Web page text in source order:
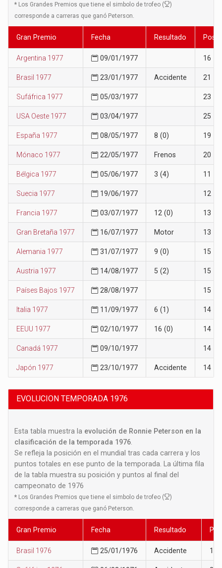
* Los Grandes Premios que tiene el simbolo de trofeo (
)
corresponde a carreras que ganó Peterson.
Gran Premio Fecha Resultado
Argentina 1977 09/01/1977 16
Brasil 1977 23/01/1977 Accidente 21
Sufáfrica 1977 05/03/1977 23
USA Oeste 1977 03/04/1977 25
España 1977 08/05/1977 8 (0) 19
Mónaco 1977 22/05/1977 Frenos 20
Bélgica 1977 05/06/1977 3 (4) 11
Suecia 1977 19/06/1977 12
Francia 1977 03/07/1977 12 (0) 13
Gran Bretaña 1977 16/07/1977 Motor 13
Alemania 1977 31/07/1977 9 (0) 15
Austria 1977 14/08/1977 5 (2) 15
Países Bajos 1977 28/08/1977 15
Italia 1977 11/09/1977 6 (1) 14
EEUU 1977 02/10/1977 16 (0) 14
Canadá 1977 09/10/1977 14
Japón 1977 23/10/1977 Accidente 14
EVOLUCION TEMPORADA 1976
Esta tabla muestra la evolución de Ronnie Peterson en la
clasificación de la temporada 1976
Se refleja la posición en el mundial tras cada carrera y los
puntos totales en ese punto de la temporada. La última fila
de la tabla muestra su posición y puntos al final del
campeonato de 1976
* Los Grandes Premios que tiene el simbolo de trofeo (
)
corresponde a carreras que ganó Peterson.
Gran Premio Fecha Resultado
Brasil 1976 25/01/1976 Accidente 19